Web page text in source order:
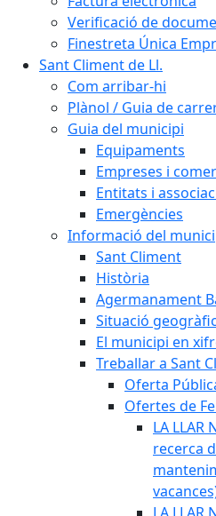
Verificació de
Finestreta Única
Sant Climent de Ll.
Com arribar-hi
Plànol / Guia de
Guia del municipi
Equipaments
Empreses i
Entitats i
Emergències
Informació del
Sant Climent
Història
Agermanament
Situació
El municipi en
Treballar a Sant
Oferta
Ofertes de
LA LLAR
recerca